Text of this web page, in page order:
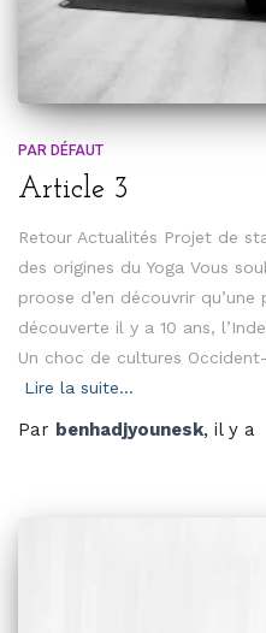
PAR DÉFAUT
Article 3
Retour Actualités Projet de
des origines du Yoga Vous
proose d’en découvrir
découverte il y a 10 ans,
Un choc de cultures
Lire la suite…
Par benhadjyounesk, il y a